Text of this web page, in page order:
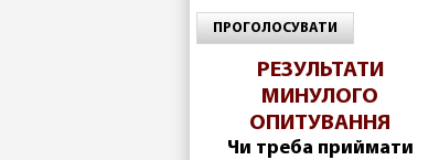
ПРОГОЛОСУВАТИ
РЕЗУЛЬТАТИ
МИНУЛОГО
ОПИТУВАННЯ
Чи треба приймати